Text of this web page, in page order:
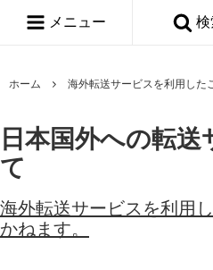
メニュー 検
ホーム 海外転送サービスを利用した
日本国外への転
て
海外転送サービスを利用
かねます。